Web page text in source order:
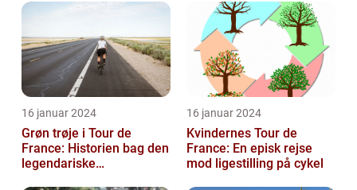
Enthusiasts
16 januar 2024
Grøn trøje i Tour de
France: Historien bag den
legendariske
16 januar 2024
Kvindernes Tour de
France: En episk rejse
mod ligestilling på cykel